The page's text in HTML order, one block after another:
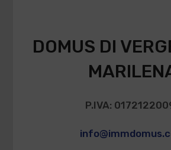
DOMUS DI
P.IVA: